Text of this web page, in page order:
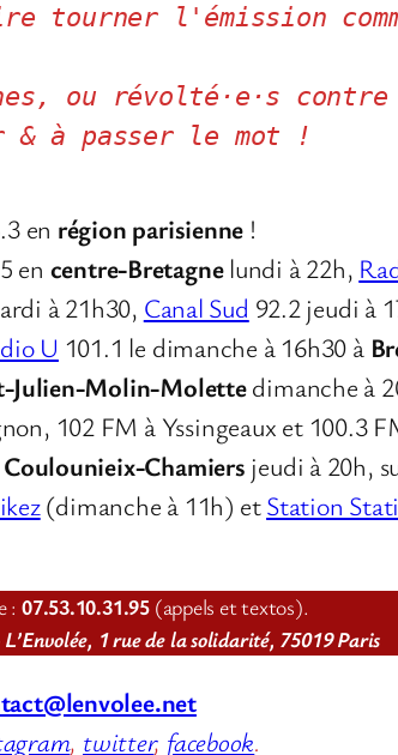
tourner l'émission
ou révolté·e·s
& à passer le mot !
en région parisienne !
en centre-Bretagnelundi à 22h,
à 21h30, Canal Sud 92.2 jeudi à
U 101.1 le dimanche à 16h30 à
Julien-Molin-Molettedimanche à
102 FM à Yssingeaux et 100.3
Coulounieix-Chamiers jeudi à 20h,
(dimanche à 11h) etStation
: 07.53.10.31.95 (appels et textos).
1 rue de la solidarité, 75019 Paris
, twitter, facebook.